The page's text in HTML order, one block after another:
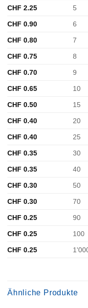
CHF 2.25 5
CHF 0.90 6
CHF 0.80 7
CHF 0.75 8
CHF 0.70 9
CHF 0.65 10
CHF 0.50 15
CHF 0.40 20
CHF 0.40 25
CHF 0.35 30
CHF 0.35 40
CHF 0.30 50
CHF 0.30 70
CHF 0.25 90
CHF 0.25 100
CHF 0.25
Ähnliche Produkte